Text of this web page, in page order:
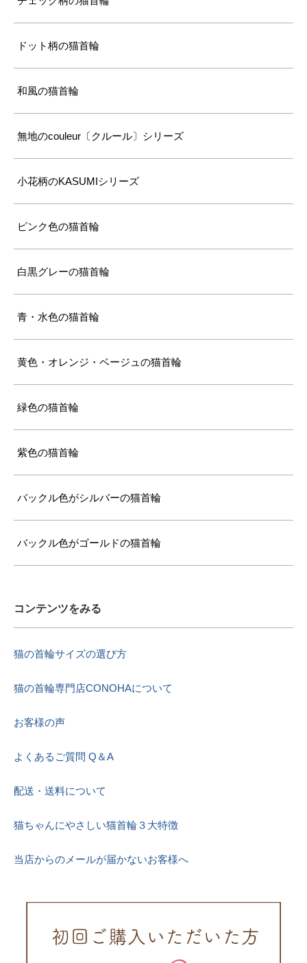
ドット柄の猫首輪
和風の猫首輪
無地のcouleur〔クルール〕シリーズ
小花柄のKASUMIシリーズ
ピンク色の猫首輪
白黒グレーの猫首輪
青・水色の猫首輪
黄色・オレンジ・ベージュの猫首輪
緑色の猫首輪
紫色の猫首輪
バックル色がシルバーの猫首輪
バックル色がゴールドの猫首輪
コンテンツをみる
猫の首輪サイズの選び方
猫の首輪専門店CONOHAについて
お客様の声
よくあるご質問 Q＆A
配送・送料について
猫ちゃんにやさしい猫首輪３大特徴
当店からのメールが届かないお客様へ